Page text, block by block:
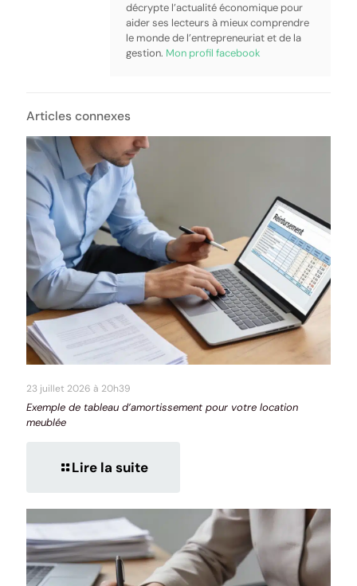
décrypte l’actualité économique pour
aider ses lecteurs à mieux comprendre
le monde de l’entrepreneuriat et de la
gestion. Mon profil facebook
Articles connexes
23 juillet 2026 à 20h39
Exemple de tableau d’amortissement pour votre location
meublée
Lire la suite